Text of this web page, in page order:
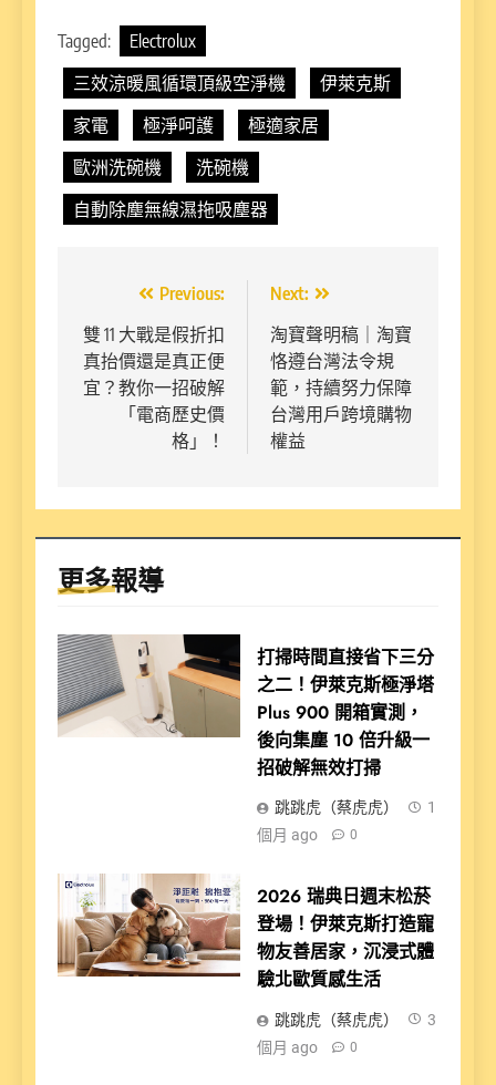
Tagged:
Electrolux
三效涼暖風循環頂級空淨機
伊萊克斯
家電
極淨呵護
極適家居
歐洲洗碗機
洗碗機
自動除塵無線濕拖吸塵器
章
導
Previous:
雙 11 大戰是假折扣
真抬價還是真正便
宜？教你一招破解
「電商歷史價
格」！
Next:
淘寶聲明稿｜淘寶
恪遵台灣法令規
範，持續努力保障
台灣用戶跨境購物
權益
更多報導
打掃時間直接省下三分
之二！伊萊克斯極淨塔
Plus 900 開箱實測，
後向集塵 10 倍升級一
招破解無效打掃
跳跳虎（蔡虎虎）
1
個月 ago
0
2026 瑞典日週末松菸
登場！伊萊克斯打造寵
物友善居家，沉浸式體
驗北歐質感生活
跳跳虎（蔡虎虎）
3
個月 ago
0